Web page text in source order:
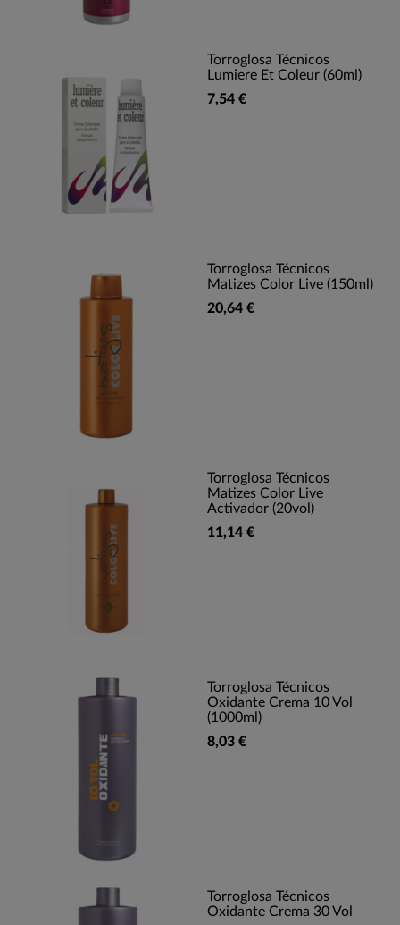
Torroglosa Técnicos
Lumiere Et Coleur (60ml)
7,54 €
Torroglosa Técnicos
Matizes Color Live (150ml)
20,64 €
Torroglosa Técnicos
Matizes Color Live
Activador (20vol)
11,14 €
Torroglosa Técnicos
Oxidante Crema 10 Vol
(1000ml)
8,03 €
Torroglosa Técnicos
Oxidante Crema 30 Vol